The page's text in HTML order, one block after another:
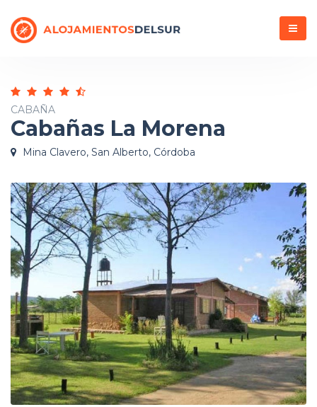
Menú
CABAÑA
Cabañas La Morena
Mina Clavero, San Alberto, Córdoba